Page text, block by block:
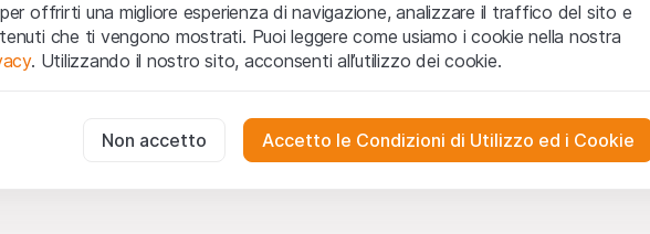
web (di seguito, il “Sito”) si dichiara di aver compreso e di accettare le
avvertenze importanti e le condizioni di utilizzo ivi rese disponibili. Nel caso in
utilizzonon siano accettate, l’utente è tenuto ad interrompere l’utilizzo del
o invito ad acquistare
i dati, i servizi, gli strumenti, i documenti (i “Contenuti del Sito”) contenuti o
web hanno esclusivamente finalità informative e non rappresentano né
offrirti una migliore esperienza di navigazione, analizzare il traffico del sito e
che ti vengono mostrati. Puoi leggere come usiamo i cookie nella nostra
. Utilizzando il nostro sito, acconsenti all’utilizzo dei cookie.
per il funzionamento del sito web e non possono essere disattivati.
Non accetto Accetto le Condizioni di Utilizzo ed i Cookie